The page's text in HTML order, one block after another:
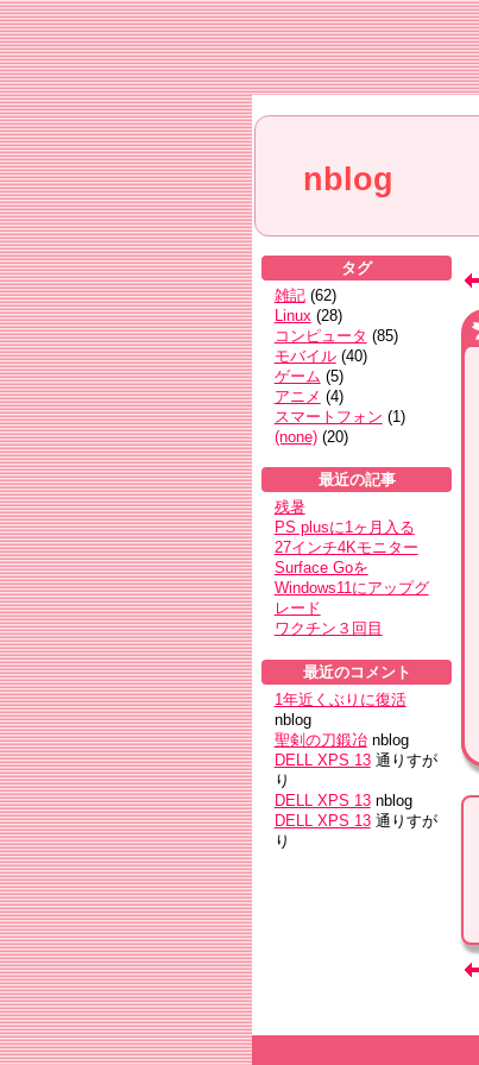
nblog
タグ
雑記 (62)
Linux (28)
コンピュータ (85)
モバイル (40)
ゲーム (5)
アニメ (4)
スマートフォン (1)
(none) (20)
最近の記事
残暑
PS plusに1ヶ月入る
27インチ4Kモニター
Surface Goを
Windows11にアップグ
レード
ワクチン３回目
最近のコメント
1年近くぶりに復活
nblog
聖剣の刀鍛冶 nblog
DELL XPS 13 通りすが
り
DELL XPS 13 nblog
DELL XPS 13 通りすが
り